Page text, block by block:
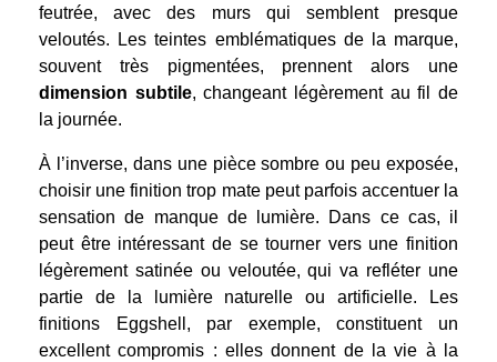
feutrée, avec des murs qui semblent presque
veloutés. Les teintes emblématiques de la marque,
souvent très pigmentées, prennent alors une
dimension subtile, changeant légèrement au fil de
la journée.
À l’inverse, dans une pièce sombre ou peu exposée,
choisir une finition trop mate peut parfois accentuer la
sensation de manque de lumière. Dans ce cas, il
peut être intéressant de se tourner vers une finition
légèrement satinée ou veloutée, qui va refléter une
partie de la lumière naturelle ou artificielle. Les
finitions Eggshell, par exemple, constituent un
excellent compromis : elles donnent de la vie à la